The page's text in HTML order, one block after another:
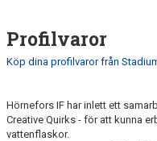
PROFILVAROR/MERCH
Profilvaror
Köp dina profilvaror från
Hörnefors IF har inlett ett
Creative Quirks - för att kunna
vattenflaskor.